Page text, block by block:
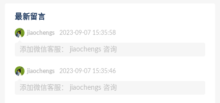
最新留言
jiaochengs 2023-09-07 15:35:58
添加微信客服： jiaochengs 咨询
jiaochengs 2023-09-07 15:35:46
添加微信客服： jiaochengs 咨询